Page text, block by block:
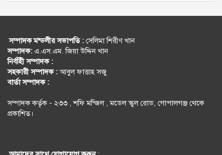
সম্পাদক মন্ডলীর সভাপতি : সেলিমা শিরীণ খান
সম্পাদক: এ.এস.এম. জিয়া উদ্দিন খান
নির্বহিী সম্পাদক :
সহকারী সম্পাদক :আবুল ফাত্তাহ সজু
বার্তা সম্পাদক :
সম্পাদক কর্তৃক - ২৩৩ , শফি মন্জিল , মডেল স্কুল রোড, গোপালগঞ্জ থেকে
প্রকাশিত।